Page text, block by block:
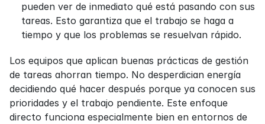
pueden ver de inmediato qué está pasando con sus
tareas. Esto garantiza que el trabajo se haga a
tiempo y que los problemas se resuelvan rápido.
Los equipos que aplican buenas prácticas de gestión
de tareas ahorran tiempo. No desperdician energía
decidiendo qué hacer después porque ya conocen sus
prioridades y el trabajo pendiente. Este enfoque
directo funciona especialmente bien en entornos de